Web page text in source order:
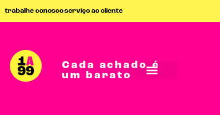
trabalhe conoscoserviço ao cliente
Cada achado é
um barato